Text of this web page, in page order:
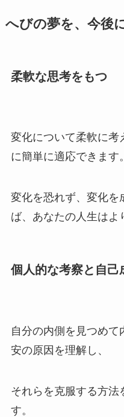
へびの夢を、今後
柔軟な思考をもつ
変化について柔軟に考
に簡単に適応できます。
変化を恐れず、変化を
ば、あなたの人生はよ
個人的な考察と自己
自分の内側を見つめ
安の原因を理解し、
それらを克服する方法
す。